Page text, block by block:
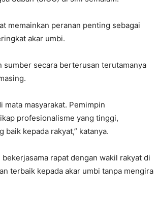
memainkan peranan penting sebagai
akar umbi.
sumber secara berterusan terutamanya
mata masyarakat. Pemimpin
profesionalisme yang tinggi,
kepada rakyat,” katanya.
rapat dengan wakil rakyat di
terbaik kepada akar umbi tanpa mengira